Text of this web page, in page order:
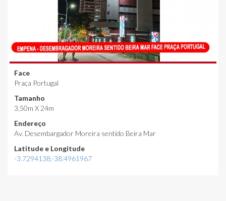
Face
Praça Portugal
Tamanho
3,50m X 24m
Endereço
Av. Desembargador Moreira sentido Beira Mar
Latitude e Longitude
-3.7294138,-38.4961967